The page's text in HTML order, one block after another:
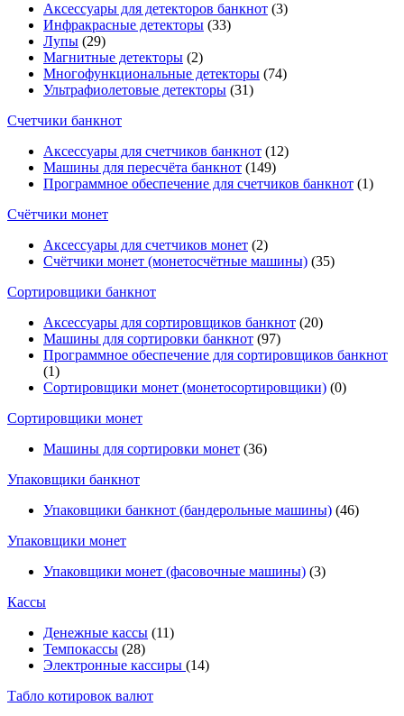
Аксессуары для детекторов банкнот (3)
Инфракрасные детекторы (33)
Лупы (29)
Магнитные детекторы (2)
Многофункциональные детекторы (74)
Ультрафиолетовые детекторы (31)
Счетчики банкнот
Аксессуары для счетчиков банкнот (12)
Машины для пересчёта банкнот (149)
Программное обеспечение для счетчиков банкнот (1)
Счётчики монет
Аксессуары для счетчиков монет (2)
Счётчики монет (монетосчётные машины) (35)
Cортировщики банкнот
Аксессуары для сортировщиков банкнот (20)
Машины для сортировки банкнот (97)
Программное обеспечение для сортировщиков банкнот
(1)
Сортировщики монет (монетосортировщики) (0)
Сортировщики монет
Машины для сортировки монет (36)
Упаковщики банкнот
Упаковщики банкнот (бандерольные машины) (46)
Упаковщики монет
Упаковщики монет (фасовочные машины) (3)
Кассы
Денежные кассы (11)
Темпокассы (28)
Электронные кассиры (14)
Табло котировок валют